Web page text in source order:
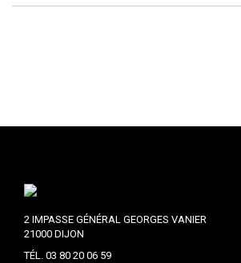
2 IMPASSE GÉNÉRAL GEORGES VANIER
21000 DIJON
TÉL. 03 80 20 06 59